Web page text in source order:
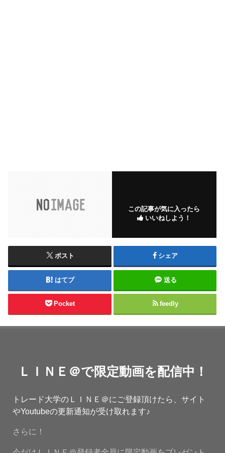
この記事が気に入ったら
いいねしよう！
ポスト シェア
はてブ 送る
Pocket feedly
ＬＩＮＥ＠で限定動画を配信中！
トレード大学のＬＩＮＥ＠にご登録頂けたら、サイト
やYoutubeの更新通知が受け取れます♪
さらに！